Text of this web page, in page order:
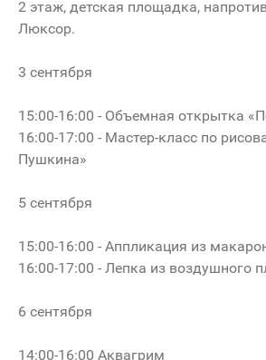
2 этаж, детская площадка,
Люксор.
3 сентября
15:00-16:00 - Объемная открытка
16:00-17:00 - Мастер-класс по
Пушкина»
5 сентября
15:00-16:00 - Аппликация из
16:00-17:00 - Лепка из воздушного
6 сентября
14:00-16:00 Аквагрим